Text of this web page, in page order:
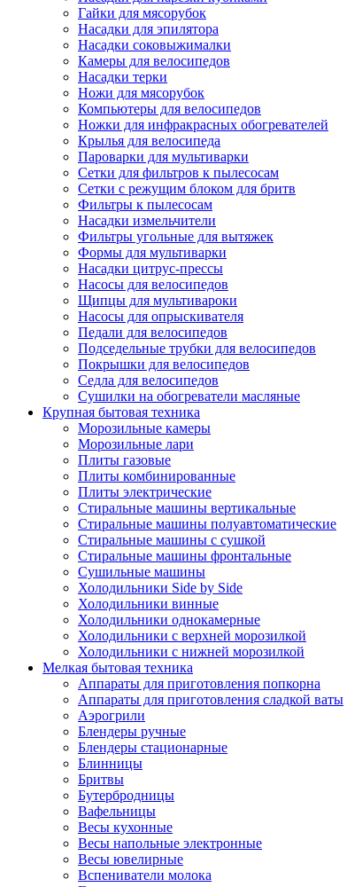
Гайки для мясорубок
Насадки для эпилятора
Насадки соковыжималки
Камеры для велосипедов
Насадки терки
Ножи для мясорубок
Компьютеры для велосипедов
Ножки для инфракрасных обогревателей
Крылья для велосипеда
Пароварки для мультиварки
Сетки для фильтров к пылесосам
Сетки с режущим блоком для бритв
Фильтры к пылесосам
Насадки измельчители
Фильтры угольные для вытяжек
Формы для мультиварки
Насадки цитрус-прессы
Насосы для велосипедов
Щипцы для мультивароки
Насосы для опрыскивателя
Педали для велосипедов
Подседельные трубки для велосипедов
Покрышки для велосипедов
Седла для велосипедов
Сушилки на обогреватели масляные
Крупная бытовая техника
Морозильные камеры
Морозильные лари
Плиты газовые
Плиты комбинированные
Плиты электрические
Стиральные машины вертикальные
Стиральные машины полуавтоматические
Стиральные машины с сушкой
Стиральные машины фронтальные
Сушильные машины
Холодильники Side by Side
Холодильники винные
Холодильники однокамерные
Холодильники с верхней морозилкой
Холодильники с нижней морозилкой
Мелкая бытовая техника
Аппараты для приготовления попкорна
Аппараты для приготовления сладкой ваты
Аэрогрили
Блендеры ручные
Блендеры стационарные
Блинницы
Бритвы
Бутербродницы
Вафельницы
Весы кухонные
Весы напольные электронные
Весы ювелирные
Вспениватели молока